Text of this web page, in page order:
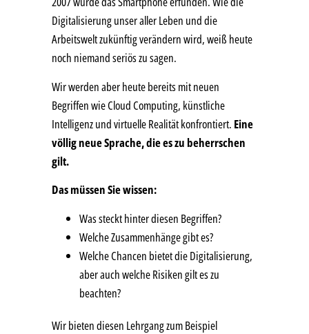
Digitalisierung unser aller Leben und die
Arbeitswelt zukünftig verändern wird, weiß heute
noch niemand seriös zu sagen.
Wir werden aber heute bereits mit neuen
Begriffen wie Cloud Computing, künstliche
Intelligenz und virtuelle Realität konfrontiert. Eine
völlig neue Sprache, die es zu beherrschen
gilt.
Das müssen Sie wissen:
Was steckt hinter diesen Begriffen?
Welche Zusammenhänge gibt es?
Welche Chancen bietet die Digitalisierung,
aber auch welche Risiken gilt es zu
beachten?
Wir bieten diesen Lehrgang zum Beispiel